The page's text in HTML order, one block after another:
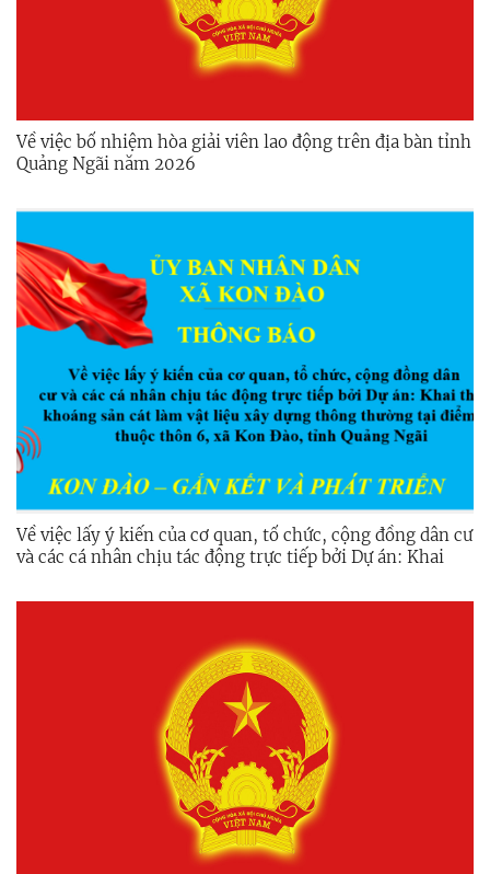
Về việc bổ nhiệm hòa giải viên lao động trên địa bàn tỉnh
Quảng Ngãi năm 2026
Về việc lấy ý kiến của cơ quan, tổ chức, cộng đồng dân cư
và các cá nhân chịu tác động trực tiếp bởi Dự án: Khai
tại điểm mỏ thuộc thôn 6, xã Kon Đào, tỉnh Quảng Ngãi